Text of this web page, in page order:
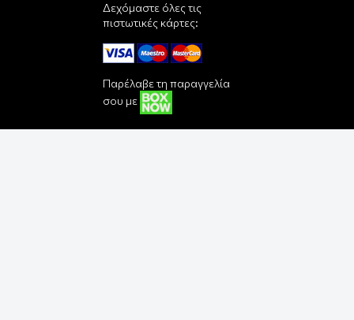
Δεχόμαστε όλες τις
πιστωτικές κάρτες:
Παρέλαβε τη παραγγελία
σου με